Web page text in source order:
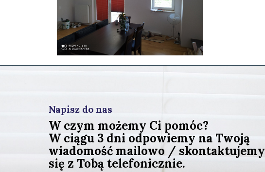
Napisz do nas
W czym możemy Ci pomóc?
W ciągu 3 dni odpowiemy na Twoją
wiadomość mailowo / skontaktujemy
się z Tobą telefonicznie.